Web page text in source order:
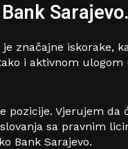
Sarajevo.
značajne
i aktivnom
pozicije. Vjerujem
sa pravnim
Bank Sarajevo.